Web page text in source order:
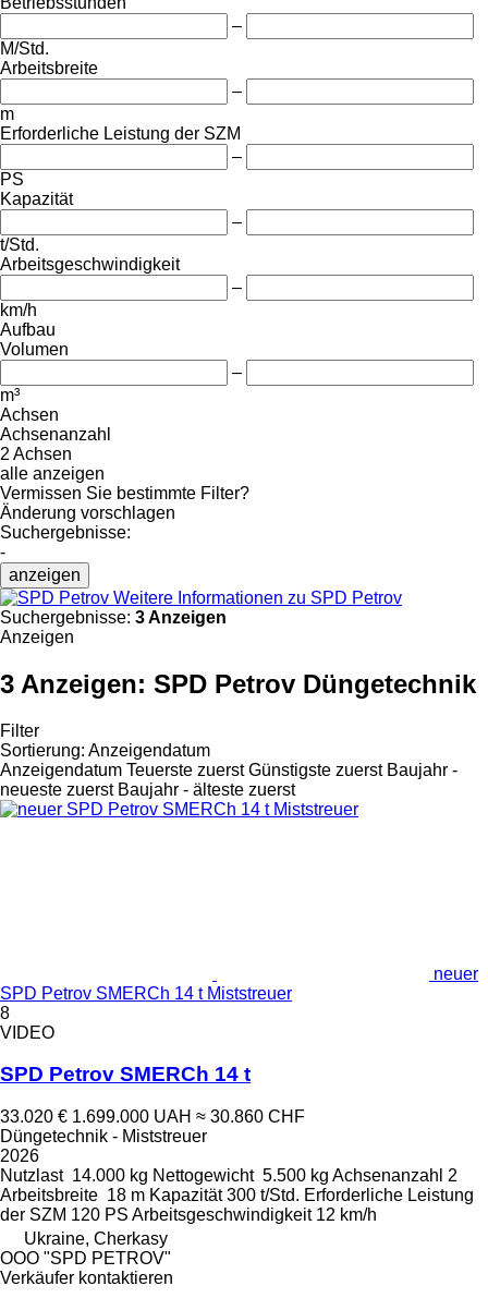
–
M/Std.
Arbeitsbreite
–
m
Erforderliche Leistung der SZM
–
PS
Kapazität
–
t/Std.
Arbeitsgeschwindigkeit
–
km/h
Aufbau
Volumen
–
m³
Achsen
Achsenanzahl
2 Achsen
alle anzeigen
Vermissen Sie bestimmte Filter?
Änderung vorschlagen
Suchergebnisse:
-
anzeigen
Weitere Informationen zu SPD Petrov
Suchergebnisse: 3 Anzeigen
Anzeigen
3 Anzeigen: SPD Petrov Düngetechnik
Filter
Sortierung: Anzeigendatum
Anzeigendatum Teuerste zuerst Günstigste zuerst Baujahr -
neueste zuerst Baujahr - älteste zuerst
neuer
SPD Petrov SMERCh 14 t Miststreuer
8
VIDEO
SPD Petrov SMERCh 14 t
33.020 € 1.699.000 UAH ≈ 30.860 CHF
Düngetechnik - Miststreuer
2026
Nutzlast 14.000 kg Nettogewicht 5.500 kg Achsenanzahl 2
Arbeitsbreite 18 m Kapazität 300 t/Std. Erforderliche Leistung
der SZM 120 PS Arbeitsgeschwindigkeit 12 km/h
Ukraine, Cherkasy
OOO "SPD PETROV"
Verkäufer kontaktieren